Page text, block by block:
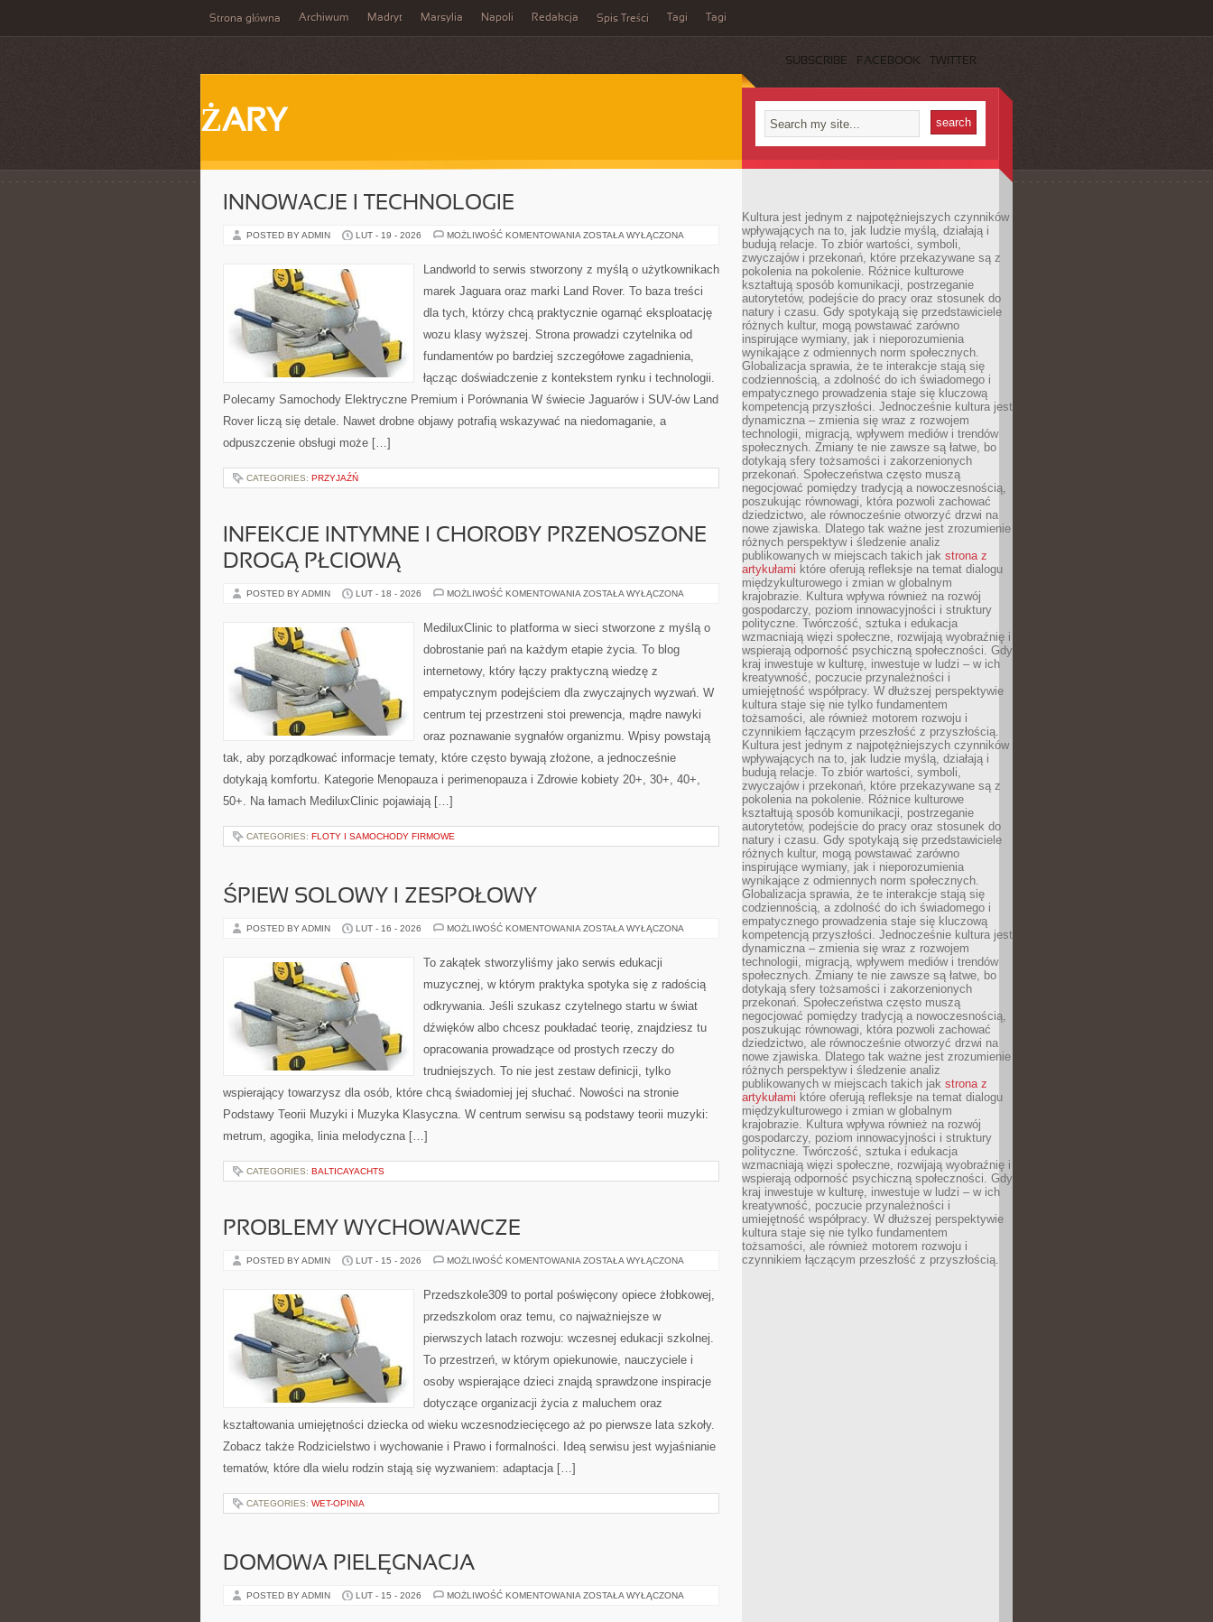
Strona główna Archiwum Madryt Marsylia Napoli Redakcja Spis Treści Tagi Tagi
SUBSCRIBE FACEBOOK TWITTER
ŻARY
INNOWACJE I TECHNOLOGIE
POSTED BY ADMIN LUT - 19 - 2026 MOŻLIWOŚĆ KOMENTOWANIA INNOWACJE
ZOSTAŁA WYŁĄCZONA
Landworld to serwis stworzony z myślą o użytkownikach
marek Jaguara oraz marki Land Rover. To baza treści
dla tych, którzy chcą praktycznie ogarnąć eksploatację
wozu klasy wyższej. Strona prowadzi czytelnika od
fundamentów po bardziej szczegółowe zagadnienia,
łącząc doświadczenie z kontekstem rynku i technologii.
Polecamy Samochody Elektryczne Premium i Porównania W świecie Jaguarów i SUV-ów Land
Rover liczą się detale. Nawet drobne objawy potrafią wskazywać na niedomaganie, a
odpuszczenie obsługi może […]
CATEGORIES: PRZYJAŹŃ
INFEKCJE INTYMNE I CHOROBY PRZENOSZONE
DROGĄ PŁCIOWĄ
POSTED BY ADMIN LUT - 18 - 2026 MOŻLIWOŚĆ KOMENTOWANIA INFEKCJE
CHOROBY
PRZENOSZONE
PŁCIOWĄ
ZOSTAŁA WYŁĄCZONA
MediluxClinic to platforma w sieci stworzone z myślą o
dobrostanie pań na każdym etapie życia. To blog
internetowy, który łączy praktyczną wiedzę z
empatycznym podejściem dla zwyczajnych wyzwań. W
centrum tej przestrzeni stoi prewencja, mądre nawyki
oraz poznawanie sygnałów organizmu. Wpisy powstają
tak, aby porządkować informacje tematy, które często bywają złożone, a jednocześnie
dotykają komfortu. Kategorie Menopauza i perimenopauza i Zdrowie kobiety 20+, 30+, 40+,
50+. Na łamach MediluxClinic pojawiają […]
CATEGORIES: FLOTY I SAMOCHODY FIRMOWE
ŚPIEW SOLOWY I ZESPOŁOWY
POSTED BY ADMIN LUT - 16 - 2026 MOŻLIWOŚĆ KOMENTOWANIA ŚPIEW
ZESPOŁOWY
ZOSTAŁA WYŁĄCZONA
To zakątek stworzyliśmy jako serwis edukacji
muzycznej, w którym praktyka spotyka się z radością
odkrywania. Jeśli szukasz czytelnego startu w świat
dźwięków albo chcesz poukładać teorię, znajdziesz tu
opracowania prowadzące od prostych rzeczy do
trudniejszych. To nie jest zestaw definicji, tylko
wspierający towarzysz dla osób, które chcą świadomiej jej słuchać. Nowości na stronie
Podstawy Teorii Muzyki i Muzyka Klasyczna. W centrum serwisu są podstawy teorii muzyki:
metrum, agogika, linia melodyczna […]
CATEGORIES: BALTICAYACHTS
PROBLEMY WYCHOWAWCZE
POSTED BY ADMIN LUT - 15 - 2026 MOŻLIWOŚĆ KOMENTOWANIA PROBLEMY
ZOSTAŁA WYŁĄCZONA
Przedszkole309 to portal poświęcony opiece żłobkowej,
przedszkolom oraz temu, co najważniejsze w
pierwszych latach rozwoju: wczesnej edukacji szkolnej.
To przestrzeń, w którym opiekunowie, nauczyciele i
osoby wspierające dzieci znajdą sprawdzone inspiracje
dotyczące organizacji życia z maluchem oraz
kształtowania umiejętności dziecka od wieku wczesnodziecięcego aż po pierwsze lata szkoły.
Zobacz także Rodzicielstwo i wychowanie i Prawo i formalności. Ideą serwisu jest wyjaśnianie
tematów, które dla wielu rodzin stają się wyzwaniem: adaptacja […]
CATEGORIES: WET-OPINIA
DOMOWA PIELĘGNACJA
POSTED BY ADMIN LUT - 15 - 2026 MOŻLIWOŚĆ KOMENTOWANIA DOMOWA
ZOSTAŁA WYŁĄCZONA
Kultura jest jednym z najpotężniejszych czynników
wpływających na to, jak ludzie myślą, działają i
budują relacje. To zbiór wartości, symboli,
zwyczajów i przekonań, które przekazywane są z
pokolenia na pokolenie. Różnice kulturowe
kształtują sposób komunikacji, postrzeganie
autorytetów, podejście do pracy oraz stosunek do
natury i czasu. Gdy spotykają się przedstawiciele
różnych kultur, mogą powstawać zarówno
inspirujące wymiany, jak i nieporozumienia
wynikające z odmiennych norm społecznych.
Globalizacja sprawia, że te interakcje stają się
codziennością, a zdolność do ich świadomego i
empatycznego prowadzenia staje się kluczową
kompetencją przyszłości. Jednocześnie kultura jest
dynamiczna – zmienia się wraz z rozwojem
technologii, migracją, wpływem mediów i trendów
społecznych. Zmiany te nie zawsze są łatwe, bo
dotykają sfery tożsamości i zakorzenionych
przekonań. Społeczeństwa często muszą
negocjować pomiędzy tradycją a nowoczesnością,
poszukując równowagi, która pozwoli zachować
dziedzictwo, ale równocześnie otworzyć drzwi na
nowe zjawiska. Dlatego tak ważne jest zrozumienie
różnych perspektyw i śledzenie analiz
publikowanych w miejscach takich jak strona z
artykułami które oferują refleksje na temat dialogu
międzykulturowego i zmian w globalnym
krajobrazie. Kultura wpływa również na rozwój
gospodarczy, poziom innowacyjności i struktury
polityczne. Twórczość, sztuka i edukacja
wzmacniają więzi społeczne, rozwijają wyobraźnię i
wspierają odporność psychiczną społeczności. Gdy
kraj inwestuje w kulturę, inwestuje w ludzi – w ich
kreatywność, poczucie przynależności i
umiejętność współpracy. W dłuższej perspektywie
kultura staje się nie tylko fundamentem
tożsamości, ale również motorem rozwoju i
czynnikiem łączącym przeszłość z przyszłością.
Kultura jest jednym z najpotężniejszych czynników
wpływających na to, jak ludzie myślą, działają i
budują relacje. To zbiór wartości, symboli,
zwyczajów i przekonań, które przekazywane są z
pokolenia na pokolenie. Różnice kulturowe
kształtują sposób komunikacji, postrzeganie
autorytetów, podejście do pracy oraz stosunek do
natury i czasu. Gdy spotykają się przedstawiciele
różnych kultur, mogą powstawać zarówno
inspirujące wymiany, jak i nieporozumienia
wynikające z odmiennych norm społecznych.
Globalizacja sprawia, że te interakcje stają się
codziennością, a zdolność do ich świadomego i
empatycznego prowadzenia staje się kluczową
kompetencją przyszłości. Jednocześnie kultura jest
dynamiczna – zmienia się wraz z rozwojem
technologii, migracją, wpływem mediów i trendów
społecznych. Zmiany te nie zawsze są łatwe, bo
dotykają sfery tożsamości i zakorzenionych
przekonań. Społeczeństwa często muszą
negocjować pomiędzy tradycją a nowoczesnością,
poszukując równowagi, która pozwoli zachować
dziedzictwo, ale równocześnie otworzyć drzwi na
nowe zjawiska. Dlatego tak ważne jest zrozumienie
różnych perspektyw i śledzenie analiz
publikowanych w miejscach takich jak strona z
artykułami które oferują refleksje na temat dialogu
międzykulturowego i zmian w globalnym
krajobrazie. Kultura wpływa również na rozwój
gospodarczy, poziom innowacyjności i struktury
polityczne. Twórczość, sztuka i edukacja
wzmacniają więzi społeczne, rozwijają wyobraźnię i
wspierają odporność psychiczną społeczności. Gdy
kraj inwestuje w kulturę, inwestuje w ludzi – w ich
kreatywność, poczucie przynależności i
umiejętność współpracy. W dłuższej perspektywie
kultura staje się nie tylko fundamentem
tożsamości, ale również motorem rozwoju i
czynnikiem łączącym przeszłość z przyszłością.